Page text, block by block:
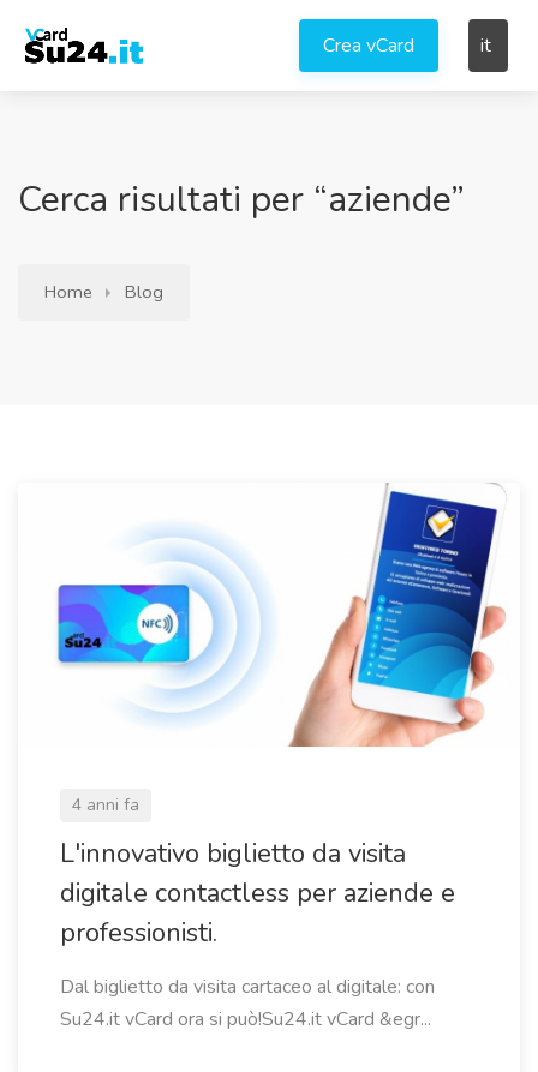
Crea vCard it
Cerca risultati per “aziende”
Home Blog
4 anni fa
L'innovativo biglietto da visita
digitale contactless per aziende e
professionisti.
Dal biglietto da visita cartaceo al digitale: con
Su24.it vCard ora si può!Su24.it vCard &egr...